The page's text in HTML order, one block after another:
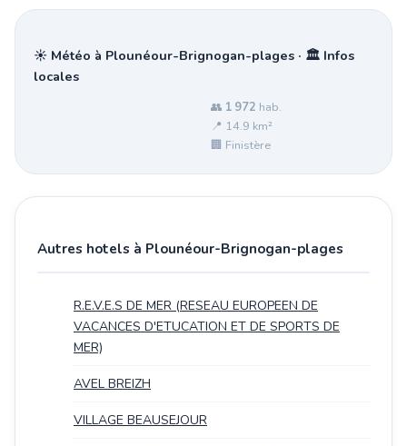
☀️ Météo à Plounéour-Brignogan-plages · 🏛️ Infos
locales
👥 1 972 hab.
📍 14.9 km²
🏢 Finistère
Autres hotels à Plounéour-Brignogan-plages
R.E.V.E.S DE MER (RESEAU EUROPEEN DE
VACANCES D'ETUCATION ET DE SPORTS DE
MER)
AVEL BREIZH
VILLAGE BEAUSEJOUR